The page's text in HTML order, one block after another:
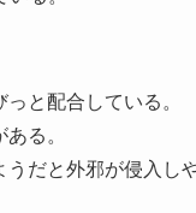
と配合している。
る。
だと外邪が侵入し